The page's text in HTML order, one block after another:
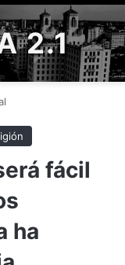
2.1
fácil
ha